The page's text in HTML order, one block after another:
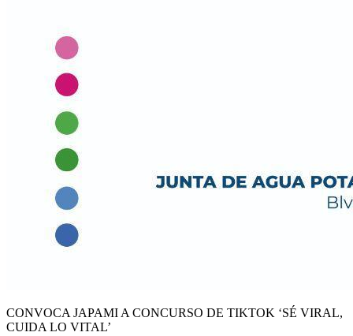
CONVOCA JAPAMI A CONCURSO DE TIKTOK ‘SÉ VIRAL,
CUIDA LO VITAL’